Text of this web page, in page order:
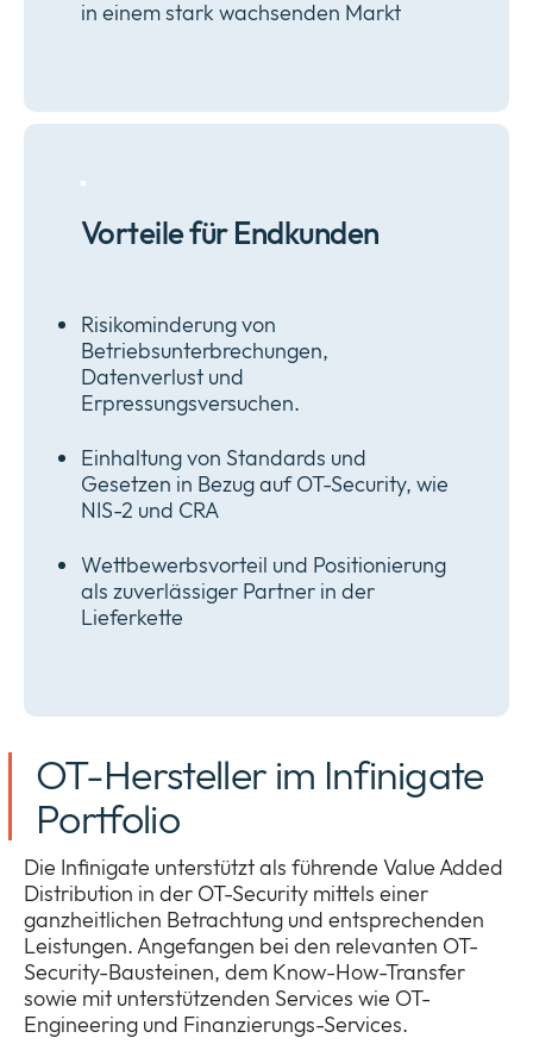
in einem stark wachsenden Markt
Vorteile für Endkunden
Risikominderung von
Betriebsunterbrechungen,
Datenverlust und
Erpressungsversuchen.
Einhaltung von Standards und
Gesetzen in Bezug auf OT-Security, wie
NIS-2 und CRA
Wettbewerbsvorteil und Positionierung
als zuverlässiger Partner in der
Lieferkette
OT-Hersteller im Infinigate
Portfolio
Die Infinigate unterstützt als führende Value Added
Distribution in der OT-Security mittels einer
ganzheitlichen Betrachtung und entsprechenden
Leistungen. Angefangen bei den relevanten OT-
Security-Bausteinen, dem Know-How-Transfer
sowie mit unterstützenden Services wie OT-
Engineering und Finanzierungs-Services.